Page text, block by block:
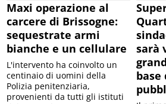
Maxi operazione al
carcere di Brissogne:
sequestrate armi
bianche e un cellulare
L'intervento ha coinvolto un
centinaio di uomini della
Polizia penitenziaria,
provenienti da tutti gli istituti
sarà
base